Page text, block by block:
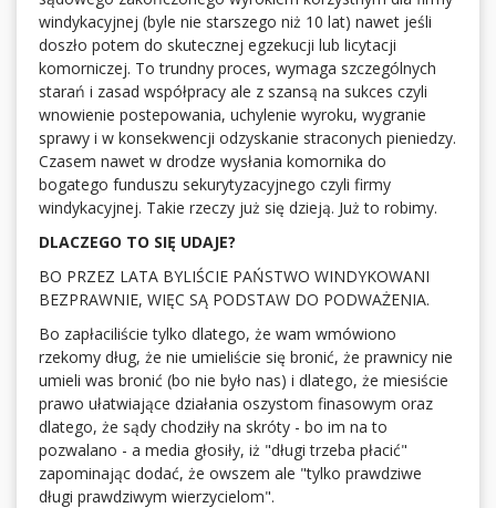
windykacyjnej (byle nie starszego niż 10 lat) nawet jeśli
doszło potem do skutecznej egzekucji lub licytacji
komorniczej. To trundny proces, wymaga szczególnych
starań i zasad współpracy ale z szansą na sukces czyli
wnowienie postepowania, uchylenie wyroku, wygranie
sprawy i w konsekwencji odzyskanie straconych pieniedzy.
Czasem nawet w drodze wysłania komornika do
bogatego funduszu sekurytyzacyjnego czyli firmy
windykacyjnej. Takie rzeczy już się dzieją. Już to robimy.
DLACZEGO TO SIĘ UDAJE?
BO PRZEZ LATA BYLIŚCIE PAŃSTWO WINDYKOWANI
BEZPRAWNIE, WIĘC SĄ PODSTAW DO PODWAŻENIA.
Bo zapłaciliście tylko dlatego, że wam wmówiono
rzekomy dług, że nie umieliście się bronić, że prawnicy nie
umieli was bronić (bo nie było nas) i dlatego, że miesiście
prawo ułatwiające działania oszystom finasowym oraz
dlatego, że sądy chodziły na skróty - bo im na to
pozwalano - a media głosiły, iż "długi trzeba płacić"
zapominając dodać, że owszem ale "tylko prawdziwe
długi prawdziwym wierzycielom".